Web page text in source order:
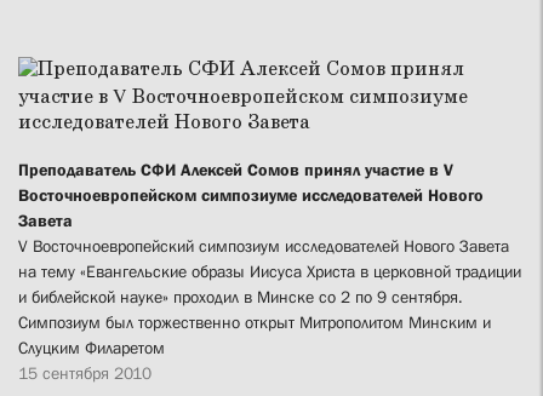
Преподаватель СФИ Алексей Сомов принял участие в V
Восточноевропейском симпозиуме исследователей Нового
Завета
V Восточноевропейский симпозиум исследователей Нового Завета
на тему «Евангельские образы Иисуса Христа в церковной традиции
и библейской науке» проходил в Минске со 2 по 9 сентября.
Симпозиум был торжественно открыт Митрополитом Минским и
Слуцким Филаретом
15 сентября 2010